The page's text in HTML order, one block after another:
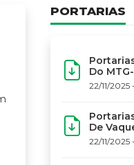
PORTARIAS
Do
22/11/2025
De
22/11/2025